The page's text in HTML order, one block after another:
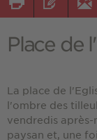
Place de
La place de
l'ombre des
vendredis
paysan et, une